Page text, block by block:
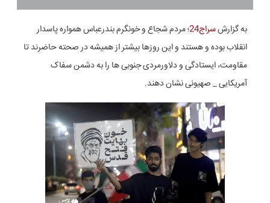
به گزارشسراج24
؛ مردم شجاع و خونگرم بندرعباس همواره پاسدار
انقلاب بوده و هستند و این روزها بیشتر از همیشه در صحته حاضرند تا
مقاومت، ایستادگی و دلاورمردی جنوبی ها را به دشمن سفاک
آمریکایی _ صهیونی نشان دهند.